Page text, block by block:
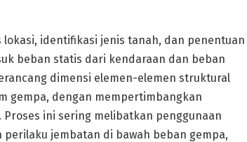
identifikasi jenis tanah, dan penentuan
beban statis dari kendaraan dan beban
dimensi elemen-elemen struktural
gempa, dengan mempertimbangkan
ini sering melibatkan penggunaan
jembatan di bawah beban gempa,